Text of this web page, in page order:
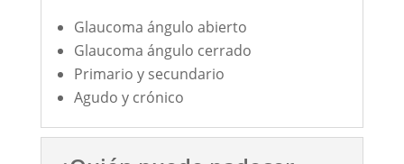
Glaucoma ángulo abierto
Glaucoma ángulo cerrado
Primario y secundario
Agudo y crónico